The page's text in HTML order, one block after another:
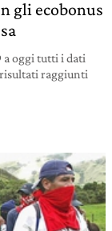
gli ecobonus
a oggi tutti i dati
raggiunti